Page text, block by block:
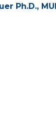
Ph.D.,